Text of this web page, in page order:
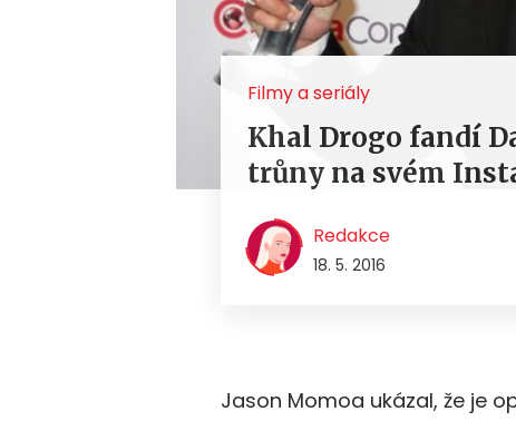
Filmy a seriály
Khal Drogo fandí
trůny na svém
Redakce
18. 5. 2016
Jason Momoa ukázal, že je